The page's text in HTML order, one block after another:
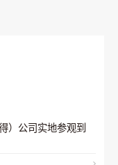
）公司实地参观到